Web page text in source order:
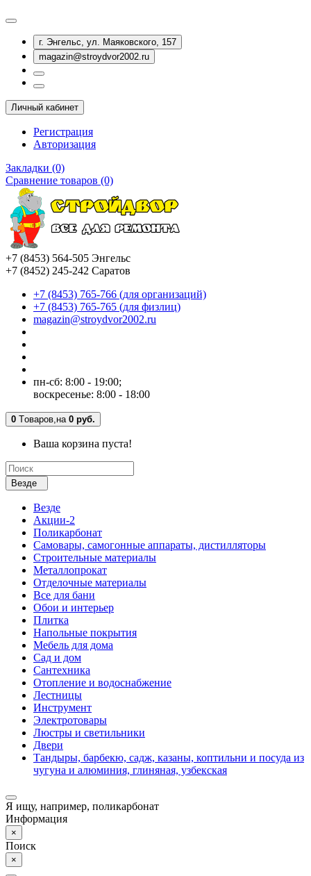
г. Энгельс, ул. Маяковского, 157
magazin@stroydvor2002.ru
Личный кабинет
Регистрация
Авторизация
Закладки (0)
Сравнение товаров (0)
+7 (8453) 564-505 Энгельс
+7 (8452) 245-242 Саратов
+7 (8453) 765-766 (для организаций)
+7 (8453) 765-765 (для физлиц)
magazin@stroydvor2002.ru
пн-сб: 8:00 - 19:00;
воскресенье: 8:00 - 18:00
0 Tоваров,на 0 руб.
Ваша корзина пуста!
Везде
Везде
Акции-2
Поликарбонат
Самовары, самогонные аппараты, дистилляторы
Строительные материалы
Металлопрокат
Отделочные материалы
Все для бани
Обои и интерьер
Плитка
Напольные покрытия
Мебель для дома
Сад и дом
Сантехника
Отопление и водоснабжение
Лестницы
Инструмент
Электротовары
Люстры и светильники
Двери
Тандыры, барбекю, садж, казаны, коптильни и посуда из
чугуна и алюминия, глиняная, узбекская
Я ищу, например, поликарбонат
Информация
×
Поиск
×